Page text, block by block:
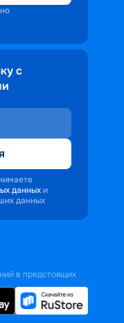
с
данных и
данных
в предстоящих